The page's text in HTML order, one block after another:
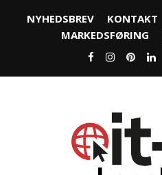
NYHEDSBREV KONTAKT
MARKEDSFØRING